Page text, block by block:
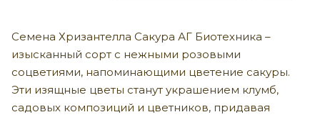
Семена Хризантелла Сакура АГ Биотехника –
изысканный сорт с нежными розовыми
соцветиями, напоминающими цветение сакуры.
Эти изящные цветы станут украшением клумб,
садовых композиций и цветников, придавая